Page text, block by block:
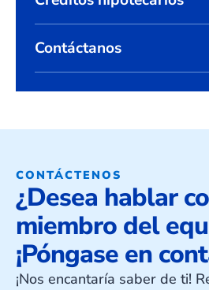
Contáctanos
CONTÁCTENOS
¿Desea hablar
miembro del
¡Póngase en
¡Nos encantaría saber de ti!